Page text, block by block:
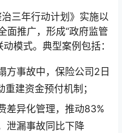
三年行动计划》实施以
面推广，形成“政府监管
模式。典型案例包括：
方事故中，保险公司2日
建资金预付机制；
差异化管理，推动83%
泄漏事故同比下降